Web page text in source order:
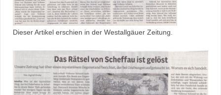
Dieser Artikel erschien in der Westallgäuer Zeitung.